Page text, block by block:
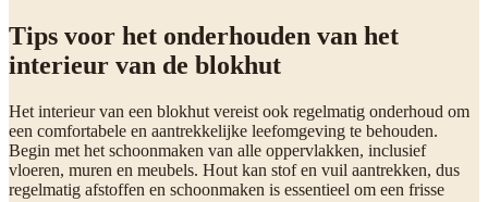
Tips voor het onderhouden van het
interieur van de blokhut
Het interieur van een blokhut vereist ook regelmatig onderhoud om
een comfortabele en aantrekkelijke leefomgeving te behouden.
Begin met het schoonmaken van alle oppervlakken, inclusief
vloeren, muren en meubels. Hout kan stof en vuil aantrekken, dus
regelmatig afstoffen en schoonmaken is essentieel om een frisse